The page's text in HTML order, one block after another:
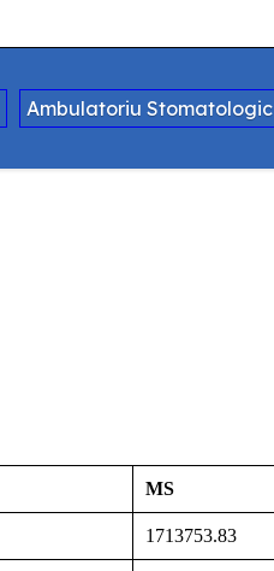
Ambulatoriu Stomatologic
MS
1713753.83